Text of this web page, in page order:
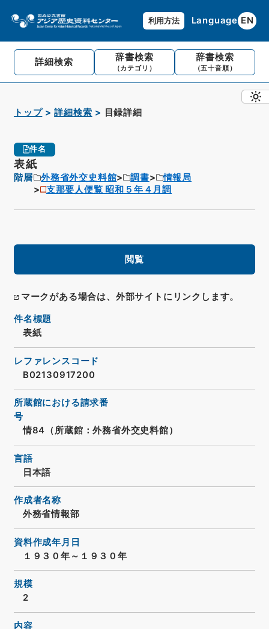
利用方法 Language EN
詳細検索 辞書検索
（カテゴリ）
辞書検索
（五十音順）
トップ 詳細検索 目録詳細
件名
表紙
階層 外務省外交史料館 調書
情報局
支那要人便覧 昭和５年４月調
閲覧
マークがある場合は、外部サイトにリンクします。
件名標題
表紙
レファレンスコード
B02130917200
所蔵館における請求番
号
情84（所蔵館：外務省外交史料館）
言語
日本語
作成者名称
外務省情報部
資料作成年月日
１９３０年～１９３０年
規模
2
内容